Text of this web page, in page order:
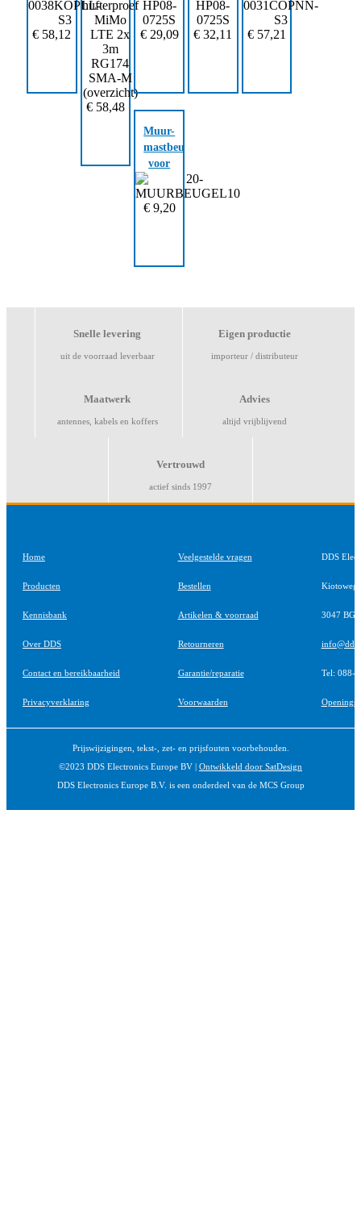
MiMo
LTE
2x 3m
€ 58,12
3G en
4G 2x
3m
RG174
SMA-
Male
€ 58,48
3m
RG174
SMA-
€ 29,09
5G 1x
3m
RG174
€32,11
RG174
SMA-
Male
€ 57,21
Muur-
mastbeugel
voor
20mm
antenne
€ 9,20
Snelle levering
uit de voorraad leverbaar
Eigen productie
importeur / distributeur
Maatwerk
antennes, kabels en koffers
Advies
altijd vrijblijvend
Vertrouwd
actief sinds 1997
Home
Producten
Kennisbank
Over DDS
Contact en bereikbaarheid
Privacyverklaring
Veelgestelde vragen
Bestellen
Artikelen & voorraad
Retourneren
Garantie/reparatie
Voorwaarden
DDS
Kiotoweg
3047 BG
Tel: 088-
Prijswijzigingen, tekst-, zet- en prijsfouten voorbehouden.
©2023 DDS Electronics Europe BV | Ontwikkeld door SatDesign
DDS Electronics Europe B.V. is een onderdeel van de MCS Group